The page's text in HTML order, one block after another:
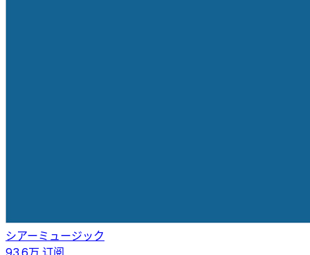
シアーミュージック